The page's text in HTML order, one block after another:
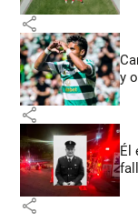
share
y
share
Él
share